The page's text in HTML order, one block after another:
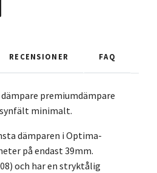
RECENSIONER FAQ
premiumdämpare
minimalt.
dämparen i Optima-
på endast 39mm.
och har en stryktålig